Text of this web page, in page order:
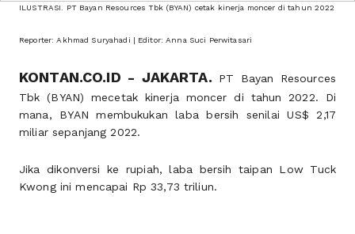
ILUSTRASI. PT Bayan Resources Tbk (BYAN) cetak kinerja moncer di tahun 2022
Reporter: Akhmad Suryahadi | Editor: Anna Suci Perwitasari
KONTAN.CO.ID - JAKARTA.
PT Bayan Resources
Tbk (BYAN) mecetak kinerja moncer di tahun 2022. Di
mana, BYAN membukukan laba bersih senilai US$ 2,17
miliar sepanjang 2022.
Jika dikonversi ke rupiah, laba bersih taipan Low Tuck
Kwong ini mencapai Rp 33,73 triliun.